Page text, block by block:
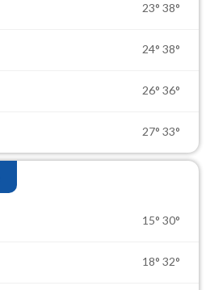
23° 38°
24° 38°
26° 36°
27° 33°
15° 30°
18° 32°